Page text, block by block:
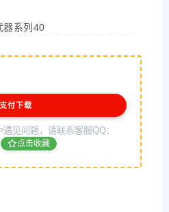
器系列40
支付下载
见问题，请联系客服QQ：
点击收藏